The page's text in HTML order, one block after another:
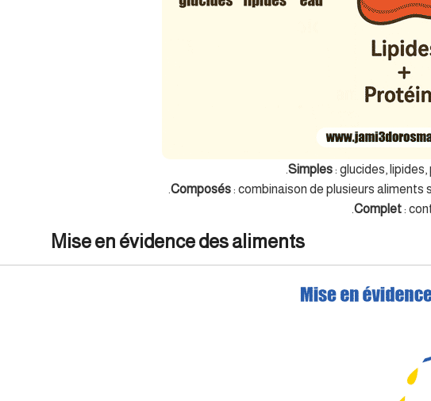
Simples: glucides, lipides,
Composés: combinaison de plusieurs aliments
Complet:
Mise en évidence des aliments